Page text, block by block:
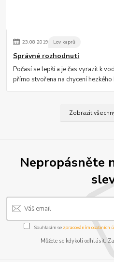
23.08.2019 Lov kaprů
Správné rozhodnutí
Počasí se lepší a je čas vyrazit k
přímo stvořena na chycení
Zobrazit
Nepropásněte
Souhlasím se zpracováním osobních
Můžete se kdykoli odhlásit.